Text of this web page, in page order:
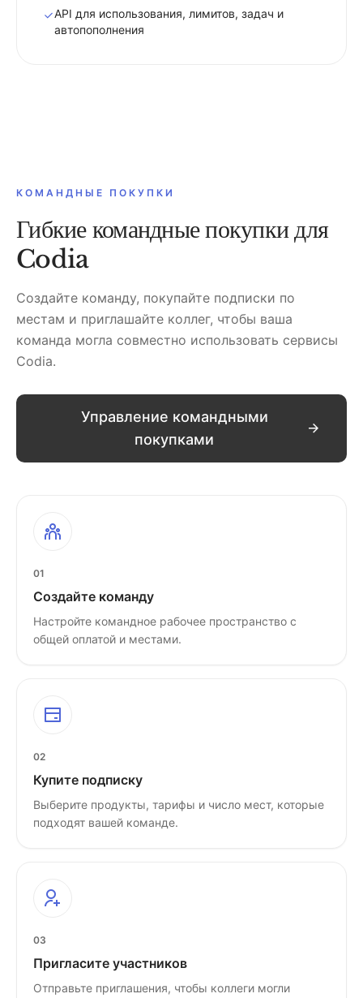
API для использования, лимитов, задач и
автопополнения
КОМАНДНЫЕ ПОКУПКИ
Гибкие командные покупки для
Codia
Создайте команду, покупайте подписки по
местам и приглашайте коллег, чтобы ваша
команда могла совместно использовать сервисы
Codia.
Управление командными
покупками
01
Создайте команду
Настройте командное рабочее пространство с
общей оплатой и местами.
02
Купите подписку
Выберите продукты, тарифы и число мест, которые
подходят вашей команде.
03
Пригласите участников
Отправьте приглашения, чтобы коллеги могли